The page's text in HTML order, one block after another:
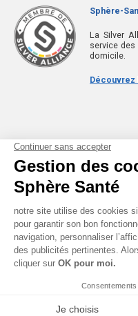
Sphère-
La Silver
service
domicile.
01 61 30
(prix d’un appel local)